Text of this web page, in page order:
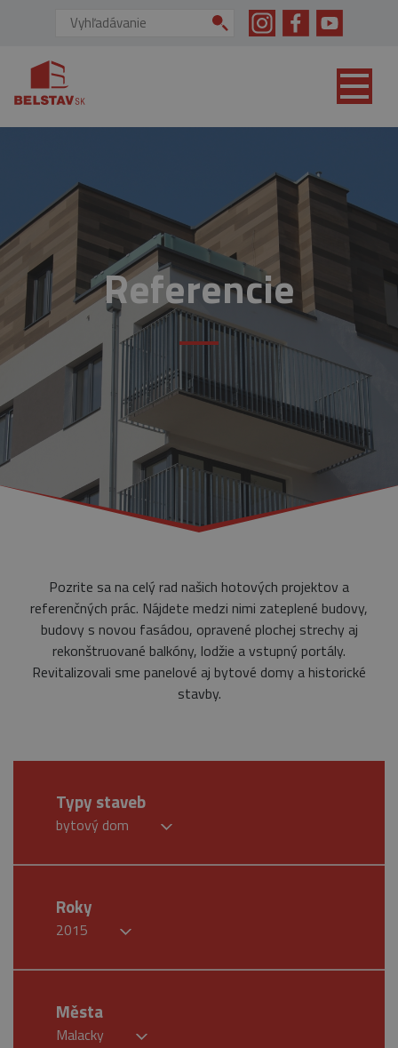
Vyhľadávanie:
Referencie
Pozrite sa na celý rad našich hotových projektov a
referenčných prác. Nájdete medzi nimi zateplené budovy,
budovy s novou fasádou, opravené plochej strechy aj
rekonštruované balkóny, lodžie a vstupný portály.
Revitalizovali sme panelové aj bytové domy a historické
stavby.
Typy staveb
bytový dom
Roky
2015
Města
Malacky